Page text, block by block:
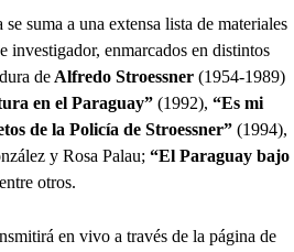
suma a una extensa lista de materiales
investigador, enmarcados en distintos
de Alfredo Stroessner (1954-1989)
en el Paraguay” (1992), “Es mi
de la Policía de Stroessner” (1994),
y Rosa Palau; “El Paraguay bajo
otros.
en vivo a través de la página de